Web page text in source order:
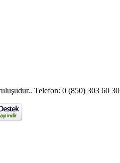
Telefon: 0 (850) 303 60 30